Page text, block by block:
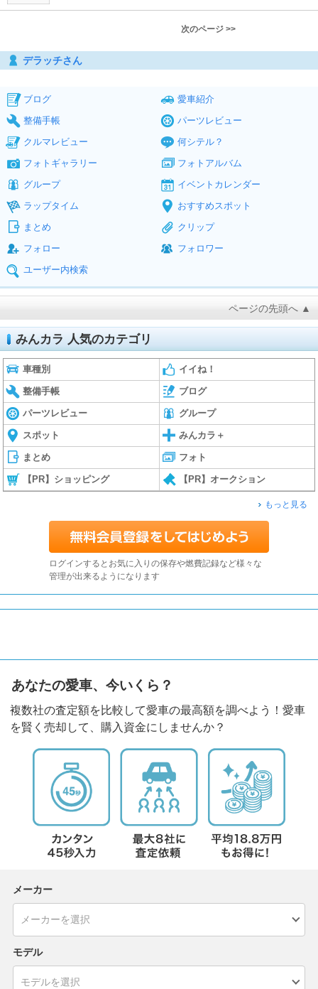
次のページ >>
デラッチさん
ブログ
愛車紹介
整備手帳
パーツレビュー
クルマレビュー
何シテル？
フォトギャラリー
フォトアルバム
グループ
イベントカレンダー
ラップタイム
おすすめスポット
まとめ
クリップ
フォロー
フォロワー
ユーザー内検索
ページの先頭へ ▲
みんカラ 人気のカテゴリ
車種別 イイね！
整備手帳 ブログ
パーツレビュー グループ
スポット みんカラ＋
まとめ フォト
【PR】ショッピング 【PR】オークション
もっと見る
ログインするとお気に入りの保存や燃費記録など様々な
管理が出来るようになります
あなたの愛車、今いくら？
複数社の査定額を比較して愛車の最高額を調べよう！愛車
を賢く売却して、購入資金にしませんか？
メーカー
モデル